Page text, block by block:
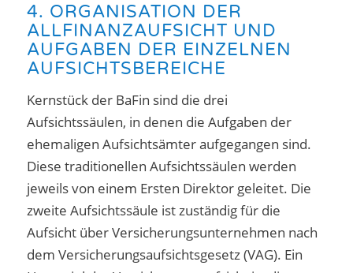
4. ORGANISATION DER
ALLFINANZAUFSICHT UND
AUFGABEN DER EINZELNEN
AUFSICHTSBEREICHE
Kernstück der BaFin sind die drei
Aufsichtssäulen, in denen die Aufgaben der
ehemaligen Aufsichtsämter aufgegangen sind.
Diese traditionellen Aufsichtssäulen werden
jeweils von einem Ersten Direktor geleitet. Die
zweite Aufsichtssäule ist zuständig für die
Aufsicht über Versicherungsunternehmen nach
dem Versicherungsaufsichtsgesetz (VAG). Ein